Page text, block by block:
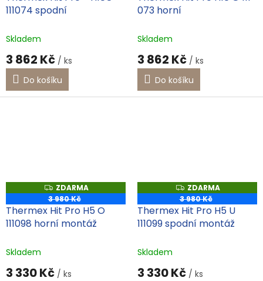
M
A
111074 spodní
Skladem
3 862 Kč / ks
Do košíku
073 horní
Skladem
3 862 Kč / ks
Do košíku
Z
D
A
R
M
A
ZDARMA
3 980 Kč
Thermex Hit Pro H5 O
111098 horní montáž
Skladem
3 330 Kč / ks
Z
D
A
R
M
A
ZDARMA
3 980 Kč
Thermex Hit Pro H5 U
111099 spodní montáž
Skladem
3 330 Kč / ks